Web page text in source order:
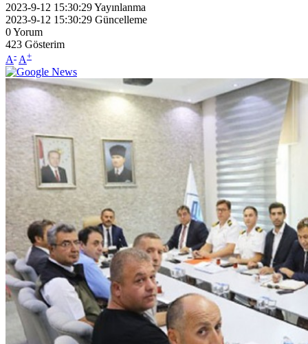
2023-9-12 15:30:29Yayınlanma
2023-9-12 15:30:29 Güncelleme
0Yorum
423 Gösterim
A- A+